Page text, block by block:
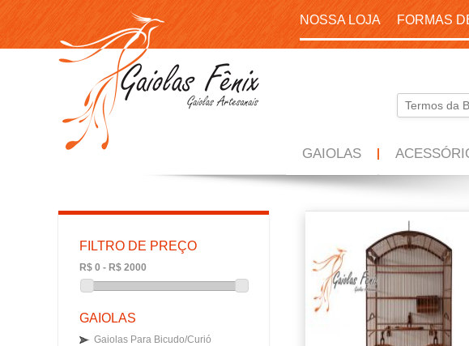
NOSSA LOJA FORMAS
GAIOLAS
FILTRO DE PREÇO
R$ 0 - R$ 2000
GAIOLAS
Gaiolas Para Bicudo/Curió